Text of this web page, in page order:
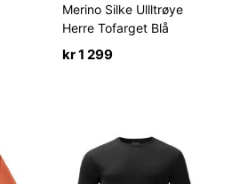
Merino Silke Ullltrøye
Herre Tofarget Blå
kr1 299